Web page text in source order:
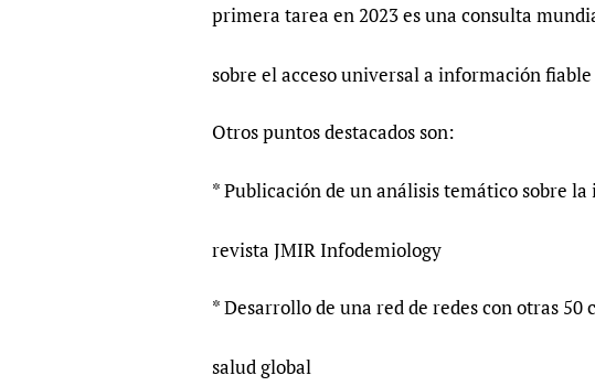
primera tarea en 2023 es una consulta
sobre el acceso universal a información
Otros puntos destacados son:
* Publicación de un análisis temático sobre
revista JMIR Infodemiology
* Desarrollo de una red de redes con otras 50
salud global